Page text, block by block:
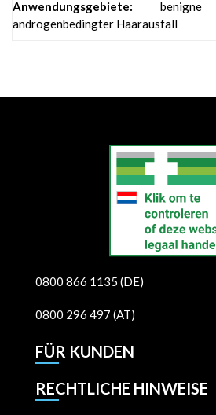
Anwendungsgebiete: benigne
androgenbedingter Haarausfall
0800 866 1135 (DE)
0800 296 497 (AT)
FÜR KUNDEN
RECHTLICHE HINWEISE